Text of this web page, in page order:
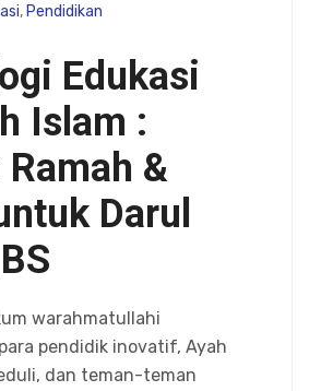
, Pendidikan
Edukasi
Islam :
&
Darul
warahmatullahi
pendidik inovatif, Ayah
dan teman-teman